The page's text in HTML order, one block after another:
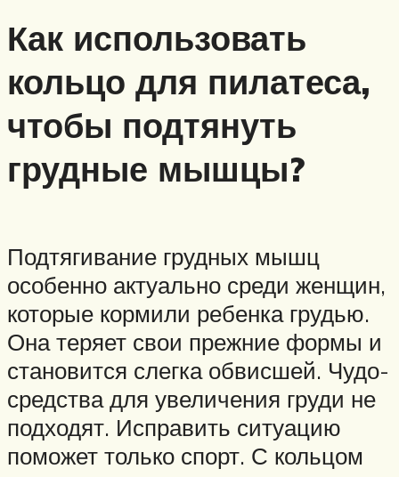
Как использовать
кольцо для пилатеса,
чтобы подтянуть
грудные мышцы?
Подтягивание грудных мышц
особенно актуально среди женщин,
которые кормили ребенка грудью.
Она теряет свои прежние формы и
становится слегка обвисшей. Чудо-
средства для увеличения груди не
подходят. Исправить ситуацию
поможет только спорт. С кольцом